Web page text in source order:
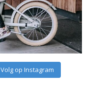
Volg op Instagram